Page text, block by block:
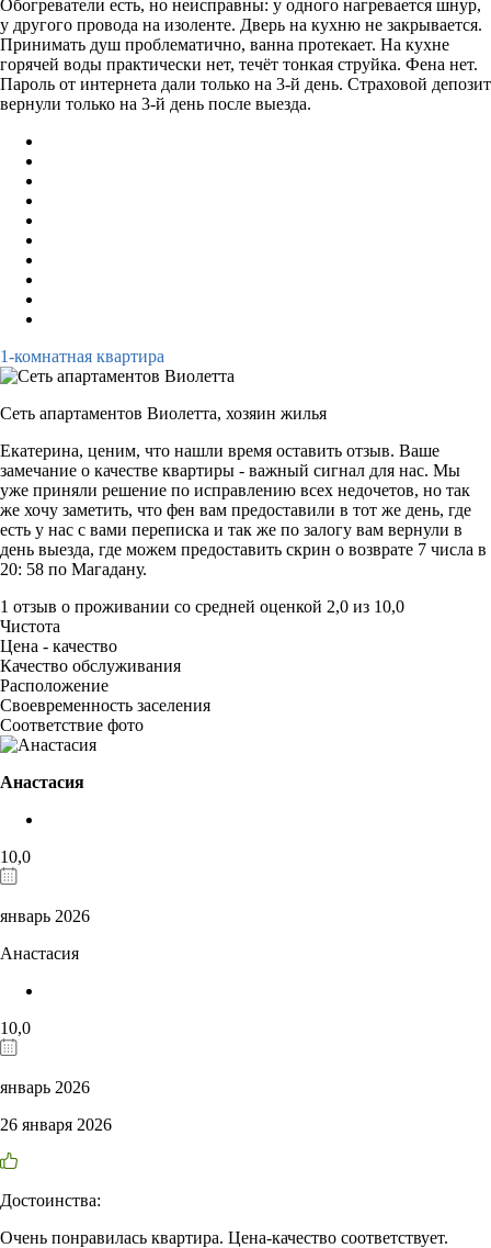
Обогреватели есть, но неисправны: у одного нагревается шнур,
у другого провода на изоленте. Дверь на кухню не закрывается.
Принимать душ проблематично, ванна протекает. На кухне
горячей воды практически нет, течёт тонкая струйка. Фена нет.
Пароль от интернета дали только на 3-й день. Страховой депозит
вернули только на 3-й день после выезда.
1-комнатная квартира
Сеть апартаментов Виолетта, хозяин жилья
Екатерина, ценим, что нашли время оставить отзыв. Ваше
замечание о качестве квартиры - важный сигнал для нас. Мы
уже приняли решение по исправлению всех недочетов, но так
же хочу заметить, что фен вам предоставили в тот же день, где
есть у нас с вами переписка и так же по залогу вам вернули в
день выезда, где можем предоставить скрин о возврате 7 числа в
20: 58 по Магадану.
1 отзыв о проживании со средней оценкой 2,0 из 10,0
Чистота
Цена - качество
Качество обслуживания
Расположение
Своевременность заселения
Соответствие фото
Анастасия
10,0
январь 2026
Анастасия
10,0
январь 2026
26 января 2026
Достоинства:
Очень понравилась квартира. Цена-качество соответствует.